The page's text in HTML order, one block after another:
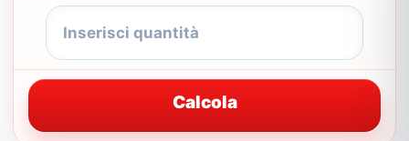
Calcola